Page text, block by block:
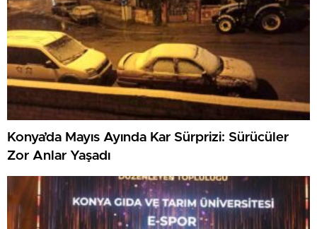
Konya’da Mayıs Ayında Kar Sürprizi: Sürücüler
Zor Anlar Yaşadı